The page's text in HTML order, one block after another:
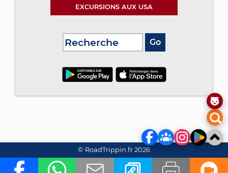
EXCURSIONS AUX USA
© RoadTrippin.fr 2026